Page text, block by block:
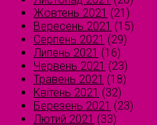
Жовтень 2021 (21)
Вересень 2021 (15)
Серпень 2021 (29)
Липень 2021 (16)
Червень 2021 (23)
Травень 2021 (18)
Квітень 2021 (32)
Березень 2021 (23)
Лютий 2021 (33)